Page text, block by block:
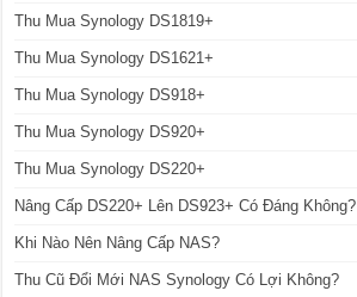
Thu Mua Synology DS1819+
Thu Mua Synology DS1621+
Thu Mua Synology DS918+
Thu Mua Synology DS920+
Thu Mua Synology DS220+
Nâng Cấp DS220+ Lên DS923+ Có Đáng Không?
Khi Nào Nên Nâng Cấp NAS?
Thu Cũ Đổi Mới NAS Synology Có Lợi Không?